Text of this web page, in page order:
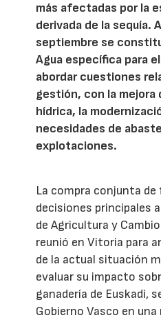
más afectadas por la
derivada de la sequía.
septiembre se
Agua específica para
abordar cuestiones
gestión, con la mejora
hídrica, la
necesidades de
explotaciones.
La compra conjunta de
decisiones principales
de Agricultura y
reunió en Vitoria para
de la actual situación
evaluar su impacto
ganadería de Euskadi,
Gobierno Vasco en